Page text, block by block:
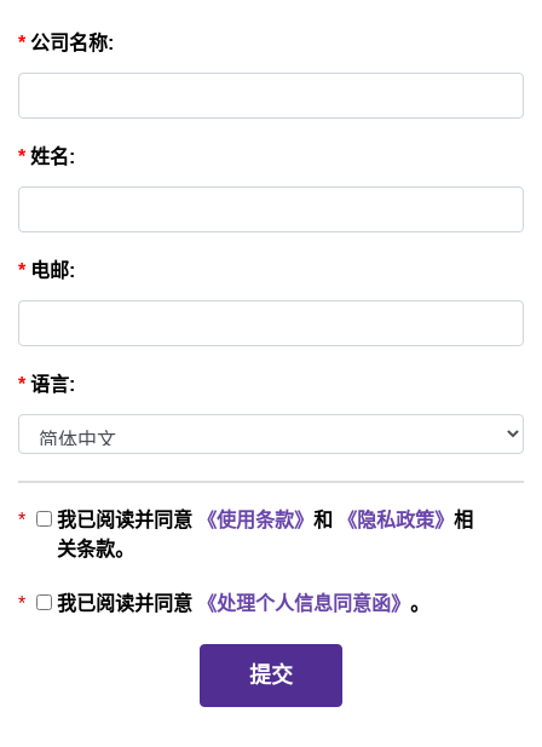
* 公司名称:
* 姓名:
* 电邮:
* 语言:
* 我已阅读并同意 《使用条款》 和 《隐私政策》 相
关条款。
* 我已阅读并同意 《处理个人信息同意函》 。